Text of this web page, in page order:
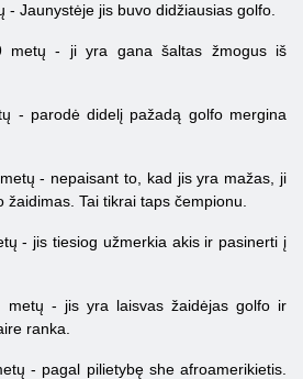
- Jaunystėje jis buvo didžiausias golfo.
metų - ji yra gana šaltas žmogus iš
- parodė didelį pažadą golfo mergina
- nepaisant to, kad jis yra mažas, ji
Tai tikrai taps čempionu.
- jis tiesiog užmerkia akis ir pasinerti į
metų - jis yra laisvas žaidėjas golfo ir
ranka.
- pagal pilietybę she afroamerikietis.